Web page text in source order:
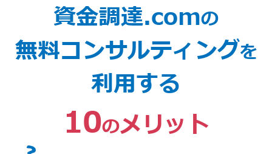
資金調達.comの
無料コンサルティングを
利用する
10のメリット